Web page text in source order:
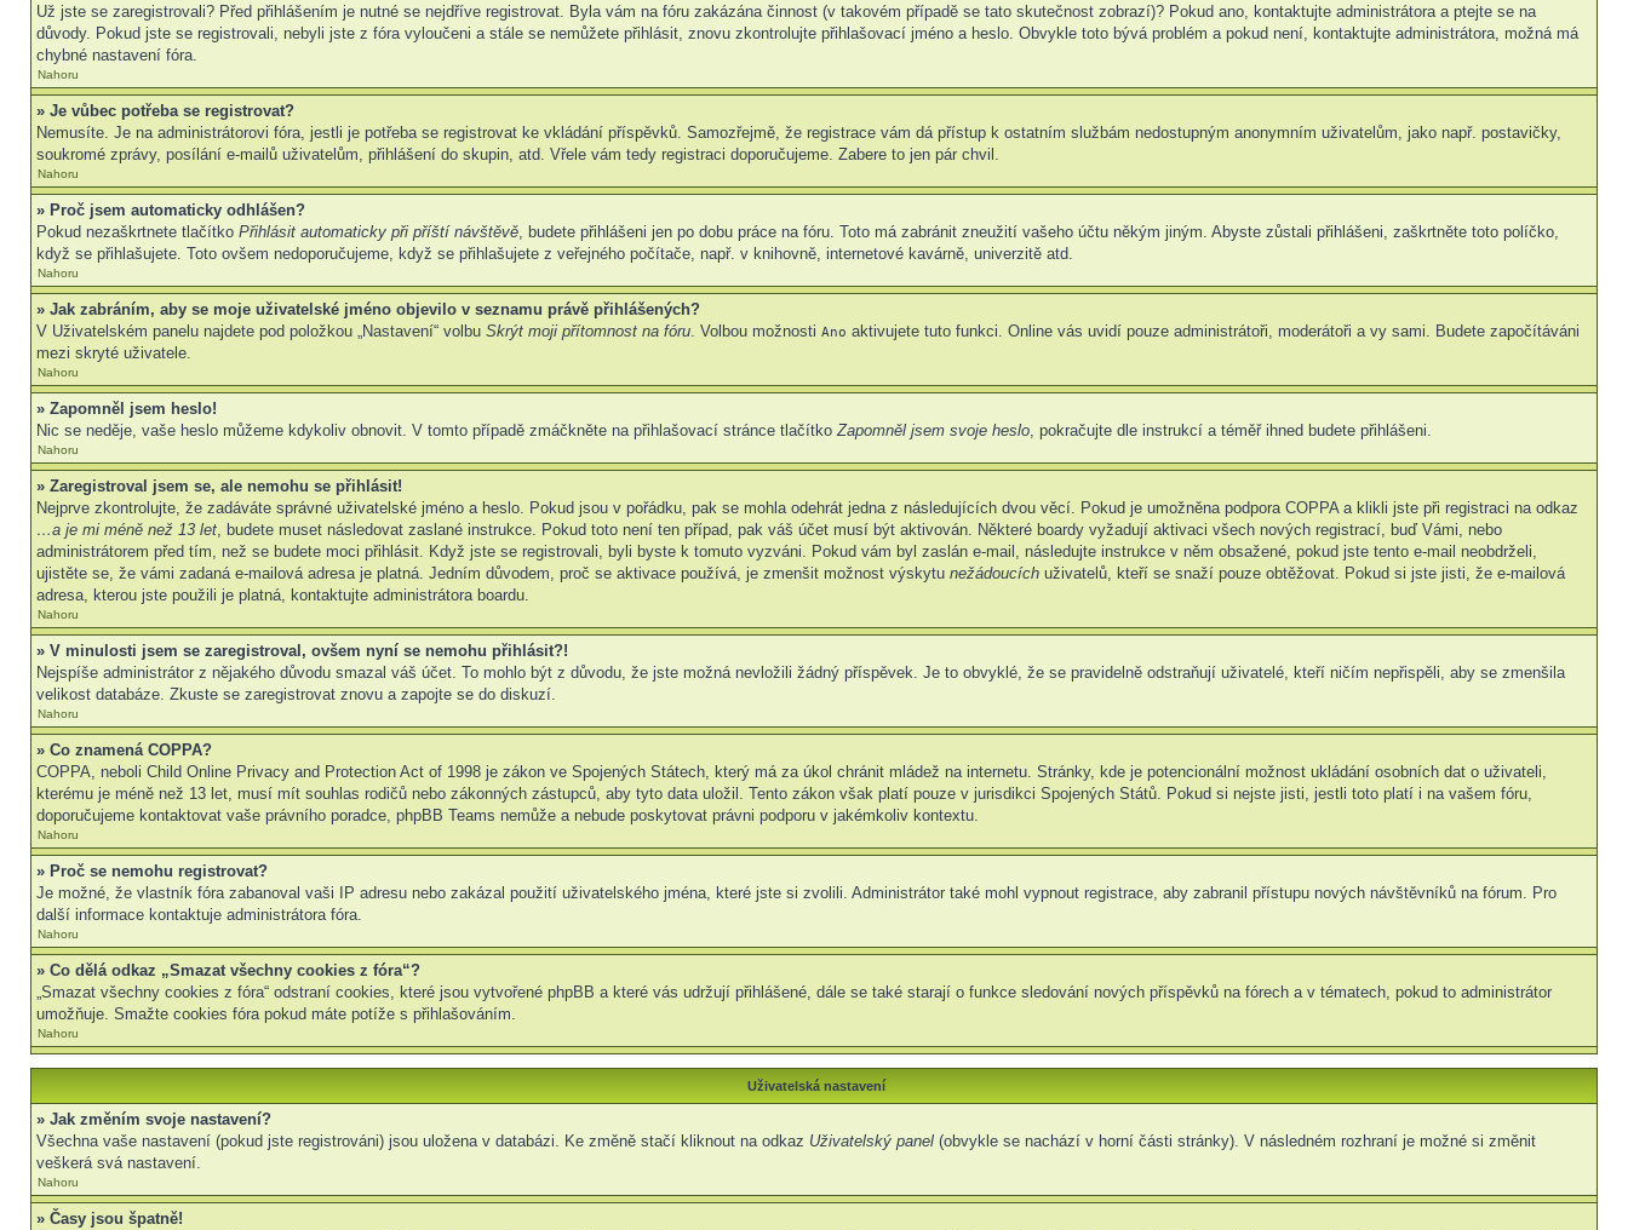
Už jste se zaregistrovali? Před přihlášením je nutné se nejdříve registrovat. Byla vám na fóru zakázána činnost (v takovém případě se tato skutečnost zobrazí)? Pokud ano, kontaktujte administrátora a ptejte se na
důvody. Pokud jste se registrovali, nebyli jste z fóra vyloučeni a stále se nemůžete přihlásit, znovu zkontrolujte přihlašovací jméno a heslo. Obvykle toto bývá problém a pokud není, kontaktujte administrátora, možná má
chybné nastavení fóra.
Nahoru
» Je vůbec potřeba se registrovat?
Nemusíte. Je na administrátorovi fóra, jestli je potřeba se registrovat ke vkládání příspěvků. Samozřejmě, že registrace vám dá přístup k ostatním službám nedostupným anonymním uživatelům, jako např. postavičky,
soukromé zprávy, posílání e-mailů uživatelům, přihlášení do skupin, atd. Vřele vám tedy registraci doporučujeme. Zabere to jen pár chvil.
Nahoru
» Proč jsem automaticky odhlášen?
Pokud nezaškrtnete tlačítko Přihlásit automaticky při příští návštěvě, budete přihlášeni jen po dobu práce na fóru. Toto má zabránit zneužití vašeho účtu někým jiným. Abyste zůstali přihlášeni, zaškrtněte toto políčko,
když se přihlašujete. Toto ovšem nedoporučujeme, když se přihlašujete z veřejného počítače, např. v knihovně, internetové kavárně, univerzitě atd.
Nahoru
» Jak zabráním, aby se moje uživatelské jméno objevilo v seznamu právě přihlášených?
V Uživatelském panelu najdete pod položkou „Nastavení“ volbu Skrýt moji přítomnost na fóru. Volbou možnosti Ano aktivujete tuto funkci. Online vás uvidí pouze administrátoři, moderátoři a vy sami. Budete započítáváni
mezi skryté uživatele.
Nahoru
» Zapomněl jsem heslo!
Nic se neděje, vaše heslo můžeme kdykoliv obnovit. V tomto případě zmáčkněte na přihlašovací stránce tlačítkoZapomněl jsem svoje heslo, pokračujte dle instrukcí a téměř ihned budete přihlášeni.
Nahoru
» Zaregistroval jsem se, ale nemohu se přihlásit!
Nejprve zkontrolujte, že zadáváte správné uživatelské jméno a heslo. Pokud jsou v pořádku, pak se mohla odehrát jedna z následujících dvou věcí. Pokud je umožněna podpora COPPA a klikli jste při registraci na odkaz
…a je mi méně než 13 let, budete muset následovat zaslané instrukce. Pokud toto není ten případ, pak váš účet musí být aktivován. Některé boardy vyžadují aktivaci všech nových registrací, buď Vámi, nebo
administrátorem před tím, než se budete moci přihlásit. Když jste se registrovali, byli byste k tomuto vyzváni. Pokud vám byl zaslán e-mail, následujte instrukce v něm obsažené, pokud jste tento e-mail neobdrželi,
ujistěte se, že vámi zadaná e-mailová adresa je platná. Jedním důvodem, proč se aktivace používá, je zmenšit možnost výskytu nežádoucích uživatelů, kteří se snaží pouze obtěžovat. Pokud si jste jisti, že e-mailová
adresa, kterou jste použili je platná, kontaktujte administrátora boardu.
Nahoru
» V minulosti jsem se zaregistroval, ovšem nyní se nemohu přihlásit?!
Nejspíše administrátor z nějakého důvodu smazal váš účet. To mohlo být z důvodu, že jste možná nevložili žádný příspěvek. Je to obvyklé, že se pravidelně odstraňují uživatelé, kteří ničím nepřispěli, aby se zmenšila
velikost databáze. Zkuste se zaregistrovat znovu a zapojte se do diskuzí.
Nahoru
» Co znamená COPPA?
COPPA, neboli Child Online Privacy and Protection Act of 1998 je zákon ve Spojených Státech, který má za úkol chránit mládež na internetu. Stránky, kde je potencionální možnost ukládání osobních dat o uživateli,
kterému je méně než 13 let, musí mít souhlas rodičů nebo zákonných zástupců, aby tyto data uložil. Tento zákon však platí pouze v jurisdikci Spojených Států. Pokud si nejste jisti, jestli toto platí i na vašem fóru,
doporučujeme kontaktovat vaše právního poradce, phpBB Teams nemůže a nebude poskytovat právni podporu v jakémkoliv kontextu.
Nahoru
» Proč se nemohu registrovat?
Je možné, že vlastník fóra zabanoval vaši IP adresu nebo zakázal použití uživatelského jména, které jste si zvolili. Administrátor také mohl vypnout registrace, aby zabranil přístupu nových návštěvníků na fórum. Pro
další informace kontaktuje administrátora fóra.
Nahoru
» Co dělá odkaz „Smazat všechny cookies z fóra“?
„Smazat všechny cookies z fóra“ odstraní cookies, které jsou vytvořené phpBB a které vás udržují přihlášené, dále se také starají o funkce sledování nových příspěvků na fórech a v tématech, pokud to administrátor
umožňuje. Smažte cookies fóra pokud máte potíže s přihlašováním.
Nahoru
Uživatelská nastavení
» Jak změním svoje nastavení?
Všechna vaše nastavení (pokud jste registrováni) jsou uložena v databázi. Ke změně stačí kliknout na odkaz Uživatelský panel (obvykle se nachází v horní části stránky). V následném rozhraní je možné si změnit
veškerá svá nastavení.
Nahoru
» Časy jsou špatně!